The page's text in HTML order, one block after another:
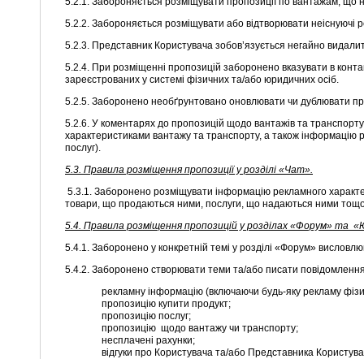
5.2.2. Забороняється розміщувати або відтворювати неіснуючі
5.2.3. Представник Користувача зобов’язується негайно
5.2.4. При розміщенні пропозицій заборонено вказувати в
зареєстрованих у системі фізичних та/або юридичних осіб.
5.2.5. Заборонено необґрунтовано оновлювати чи дублювати
5.2.6. У коментарях до пропозицій щодо вантажів та
характеристиками вантажу та транспорту, а також
послуг).
5.3. Правила розміщення пропозиції у розділі «Чат».
5.3.1. Заборонено розміщувати інформацію рекламного
товари, що продаються ними, послуги, що надаються ними
5.4. Правила розміщення пропозицій у розділах «Форум» та
5.4.1. Заборонено у конкретній темі у розділі «Форум»
5.4.2. Заборонено створювати теми та/або писати
рекламну інформацію (включаючи будь-яку рекламу
пропозицію купити продукт;
пропозицію послуг;
пропозицію щодо вантажу чи транспорту;
несплачені рахунки;
відгуки про Користувача та/або Представника